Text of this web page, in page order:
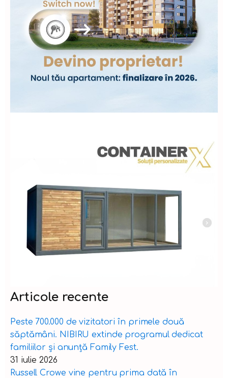
Articole recente
Peste 700.000 de vizitatori în primele două
săptămâni. NIBIRU extinde programul dedicat
familiilor și anunță Family Fest.
31 iulie 2026
Russell Crowe vine pentru prima dată în